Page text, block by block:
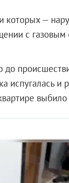
которых —
с
испугалась и